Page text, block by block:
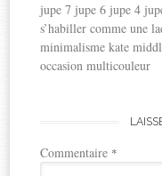
jupe 7 jupe 6 jupe 4
s’habiller comme une
minimalisme kate
occasion multicouleur
Commentaire *